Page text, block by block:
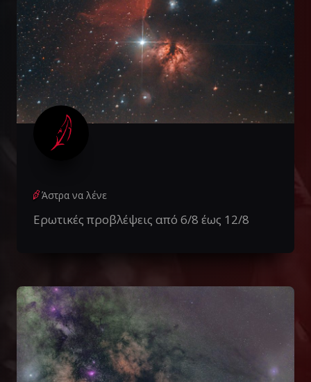
Άστρα να λένε
Ερωτικές προβλέψεις από 6/8 έως 12/8